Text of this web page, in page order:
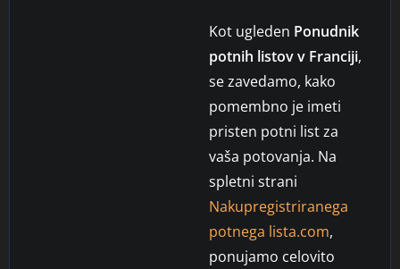
Kot ugleden Ponudnik
potnih listov v Franciji,
se zavedamo, kako
pomembno je imeti
pristen potni list za
vaša potovanja. Na
spletni strani
Nakupregistriranega
potnega lista.com,
ponujamo celovito